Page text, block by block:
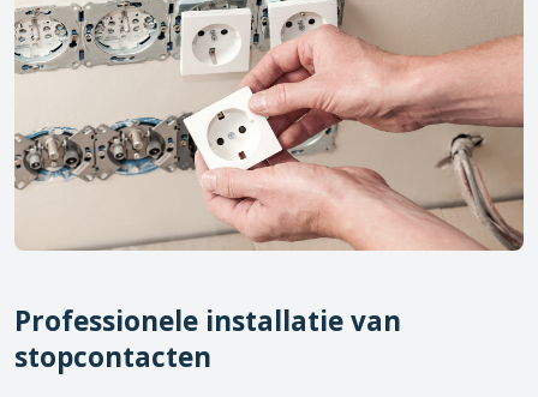
Professionele installatie van
stopcontacten